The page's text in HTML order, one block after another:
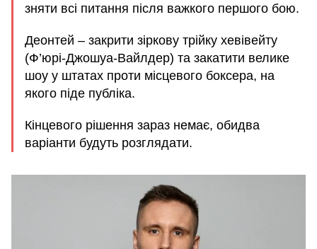
зняти всі питання після важкого першого бою.
Деонтей – закрити зіркову трійку хевівейту
(Ф’юрі-Джошуа-Вайлдер) та закатити велике
шоу у штатах проти місцевого боксера, на
якого піде публіка.
Кінцевого рішення зараз немає, обидва
варіанти будуть розглядати.